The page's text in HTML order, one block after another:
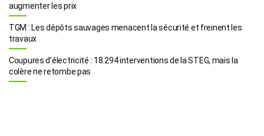
augmenter les prix
TGM : Les dépôts sauvages menacent la sécurité et freinent les
travaux
Coupures d’électricité : 18.294 interventions de la STEG, mais la
colère ne retombe pas